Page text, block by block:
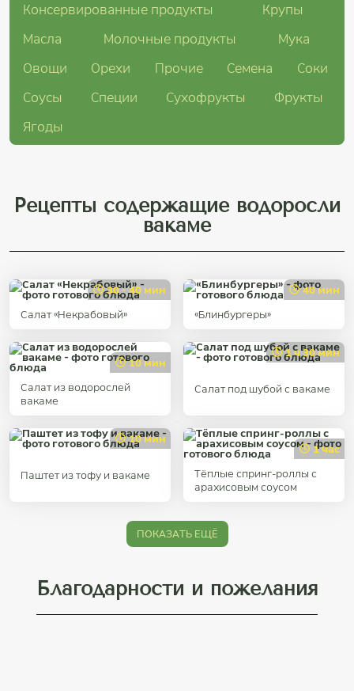
Консервированные продукты
Крупы
Масла
Молочные продукты
Мука
Овощи
Орехи Прочие Семена
Соки
Соусы
Специи Сухофрукты
Фрукты
Ягоды
Рецепты содержащие водоросли
вакаме
30 - 40 мин
Салат «Некрабовый»
40 мин
«Блинбургеры»
10 мин
Салат из водорослей
вакаме
1 ч 30 мин
Салат под шубой с вакаме
10 мин
Паштет из тофу и вакаме
1 час
Тёплые спринг-роллы с
арахисовым соусом
ПОКАЗАТЬ ЕЩЁ
Благодарности и пожелания